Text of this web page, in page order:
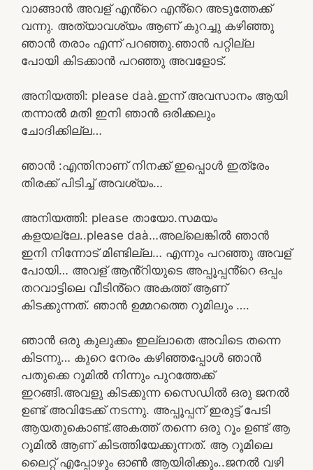
വാങ്ങാൻ അവള് എൻ്റെ എൻ്റെ അടുത്തേക്ക്
വന്നു. അത്യാവശ്യം ആണ് കുറച്ചു കഴിഞ്ഞു
ഞാൻ തരാം എന്ന് പറഞ്ഞു.ഞാൻ പറ്റില്ല
പോയി കിടക്കാൻ പറഞ്ഞു അവളോട്.
അനിയത്തി: please daà.ഇന്ന് അവസാനം ആയി
തന്നാൽ മതി ഇനി ഞാൻ ഒരിക്കലും
ചോദിക്കില്ല…
ഞാൻ :എന്തിനാണ് നിനക്ക് ഇപ്പൊൾ ഇത്രേം
തിരക്ക് പിടിച്ച് അവശ്യം…
അനിയത്തി: please തായോ.സമയം
കളയല്ലേ..please daà…അല്ലെങ്കിൽ ഞാൻ
ഇനി നിന്നോട് മിണ്ടില്ല… എന്നും പറഞ്ഞു അവള്
പോയി… അവള് ആൻ്റിയുടെ അപ്പൂപ്പൻ്റെ ഒപ്പം
തറവാട്ടിലെ വീടിൻ്റെ അകത്ത് ആണ്
കിടക്കുന്നത്. ഞാൻ ഉമ്മറത്തെ റൂമിലും ….
ഞാൻ ഒരു കുലുക്കം ഇല്ലാതെ അവിടെ തന്നെ
കിടന്നു… കുറെ നേരം കഴിഞ്ഞപ്പോൾ ഞാൻ
പതുക്കെ റൂമിൽ നിന്നും പുറത്തേക്ക്
ഇറങ്ങി.അവളു കിടക്കുന്ന സൈഡിൽ ഒരു ജനൽ
ഉണ്ട് അവിടേക്ക് നടന്നു. അപ്പൂപ്പന് ഇരുട്ട് പേടി
ആയതുകൊണ്ട്.അകത്ത് തന്നെ ഒരു റൂം ഉണ്ട് ആ
റൂമിൽ ആണ് കിടത്തിയേക്കുന്നത്. ആ റൂമിലെ
ലൈറ്റ് എപ്പോഴും ഓൺ ആയിരിക്കും..ജനൽ വഴി